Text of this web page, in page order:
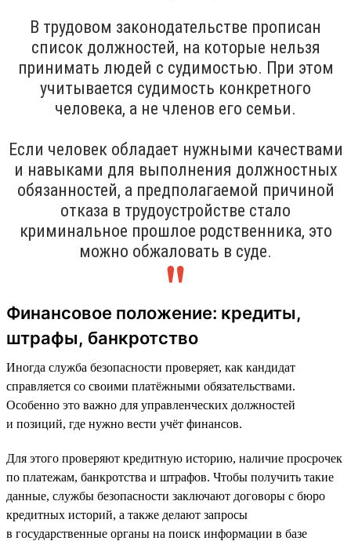
В трудовом законодательстве прописан
список должностей, на которые нельзя
принимать людей с судимостью. При этом
учитывается судимость конкретного
человека, а не членов его семьи.
Если человек обладает нужными качествами
и навыками для выполнения должностных
обязанностей, а предполагаемой причиной
отказа в трудоустройстве стало
криминальное прошлое родственника, это
можно обжаловать в суде.
Финансовое положение: кредиты,
штрафы, банкротство
Иногда служба безопасности проверяет, как кандидат
справляется со своими платёжными обязательствами.
Особенно это важно для управленческих должностей
и позиций, где нужно вести учёт финансов.
Для этого проверяют кредитную историю, наличие просрочек
по платежам, банкротства и штрафов. Чтобы получить такие
данные, службы безопасности заключают договоры с бюро
кредитных историй, а также делают запросы
в государственные органы на поиск информации в базе